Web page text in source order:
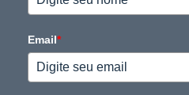
Email*